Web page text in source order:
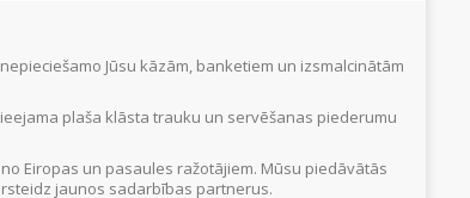
Jūsu kāzām, banketiem un izsmalcinātām
plaša klāsta trauku un servēšanas piederumu
Eiropas un pasaules ražotājiem. Mūsu piedāvātās
jaunos sadarbības partnerus.